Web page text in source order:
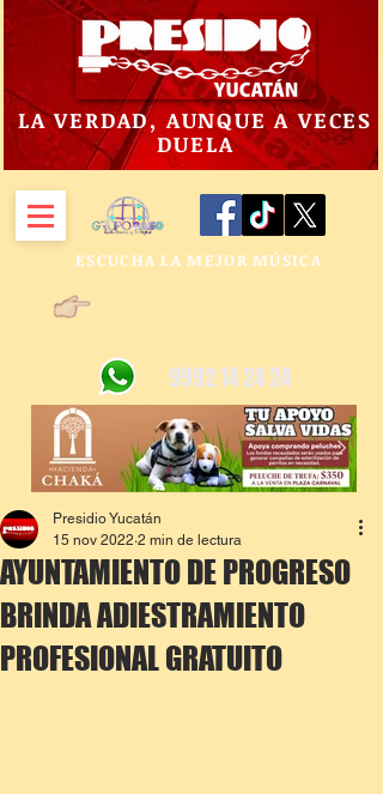
LA VERDAD, AUNQUE A VECES
DUELA
ESCUCHA LA MEJOR MÚSICA
9992 14 24 24
AYUNTAMIENTO DE PROGRESO
BRINDA ADIESTRAMIENTO
PROFESIONAL GRATUITO
Presidio Yucatán
15 nov 2022 2 min de lectura